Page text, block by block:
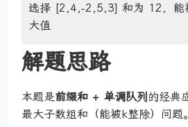
选择 [2,4,−2,5,3] 和为 12，能
大值
解题思路
本题是前缀和 + 单调队列 的经典
最大子数组和（能被k整除）问题。